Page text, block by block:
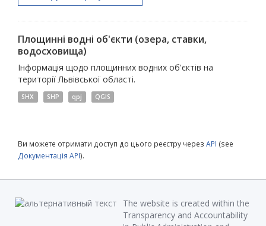
Площинні водні об'єкти (озера, ставки,
водосховища)
Інформація щодо площинних водних об'єктів на
території Львівської області.
SHX SHP qpj QGIS
Ви можете отримати доступ до цього реєстру через API (see
Документація API).
The website is created within the
Transparency and Accountability